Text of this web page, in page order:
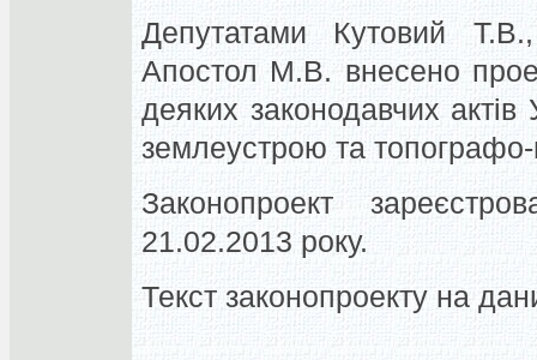
Депутатами Кутовий
Апостол М.В. внесено
деяких законодавчих
землеустрою та топографо-
Законопроект
21.02.2013 року.
Текст законопроекту на